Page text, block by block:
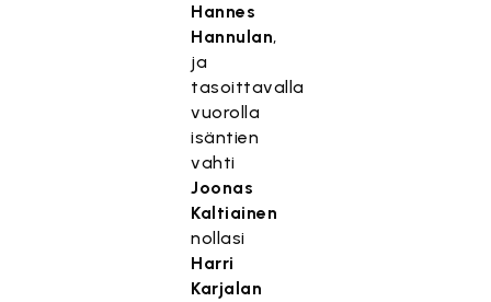
Hannes
Hannulan,
ja
tasoittavalla
vuorolla
isäntien
vahti
Joonas
Kaltiainen
nollasi
Harri
Karjalan